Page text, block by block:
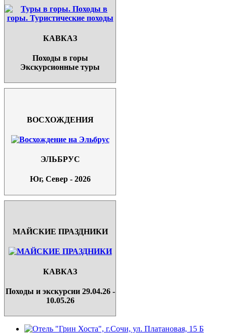
КАВКАЗ
Походы в горы
Экскурсионные туры
ВОСХОЖДЕНИЯ
ЭЛЬБРУС
Юг, Север - 2026
МАЙСКИЕ ПРАЗДНИКИ
КАВКАЗ
Походы и экскурсии 29.04.26 -
10.05.26